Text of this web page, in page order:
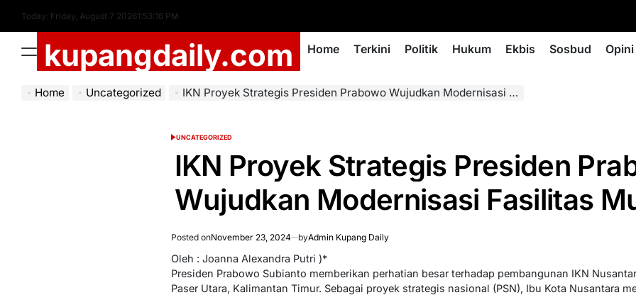
content
Today: Friday, August 7 20261:53:18 PM
Menukupangdaily.com Home Terkini Politik Hukum Ekbis Sosbud Opini
Home Uncategorized IKN Proyek Strategis Presiden Prabowo Wujudkan Modernisasi Fasilitas Mutakhir
POSTED
UNCATEGORIZED
IKN Proyek Strategis Presiden
Wujudkan Modernisasi Fasilitas
Posted onNovember 23, 2024 byAdmin Kupang Daily
Oleh : Joanna Alexandra Putri )*
Presiden Prabowo Subianto memberikan perhatian besar terhadap pembangunan IKN
Paser Utara, Kalimantan Timur. Sebagai proyek strategis nasional (PSN), Ibu Kota Nusantara